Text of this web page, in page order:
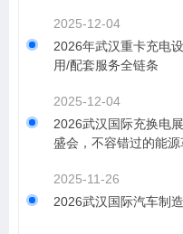
2025-12-04
2026年武汉重卡充电
用/配套服务全链条
2025-12-04
2026武汉国际充换电
盛会，不容错过的能
2025-11-26
2026武汉国际汽车制